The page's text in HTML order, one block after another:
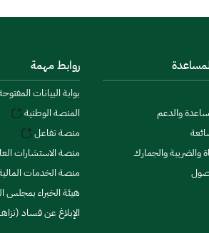
والدعم
والضريبة والجمارك
روابط مهمة
بوابة البيانات
المنصة الوطنية
منصة تفاعل
منصة الاستشارات
منصة الخدمات
هيئة الخبراء بمجلس
الإبلاغ عن فساد